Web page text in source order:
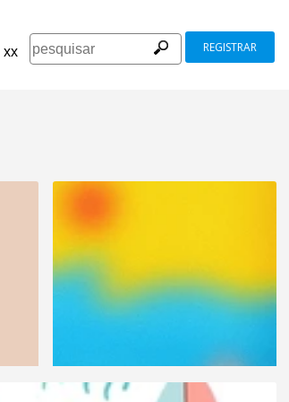
xx REGISTRAR